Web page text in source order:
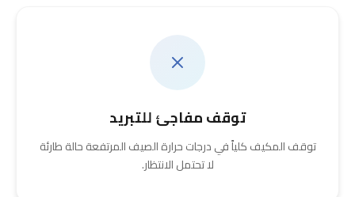
توقف مفاجئ للتبريد
توقف المكيف كلياً في درجات حرارة الصيف المرتفعة حالة طارئة
لا تحتمل الانتظار.